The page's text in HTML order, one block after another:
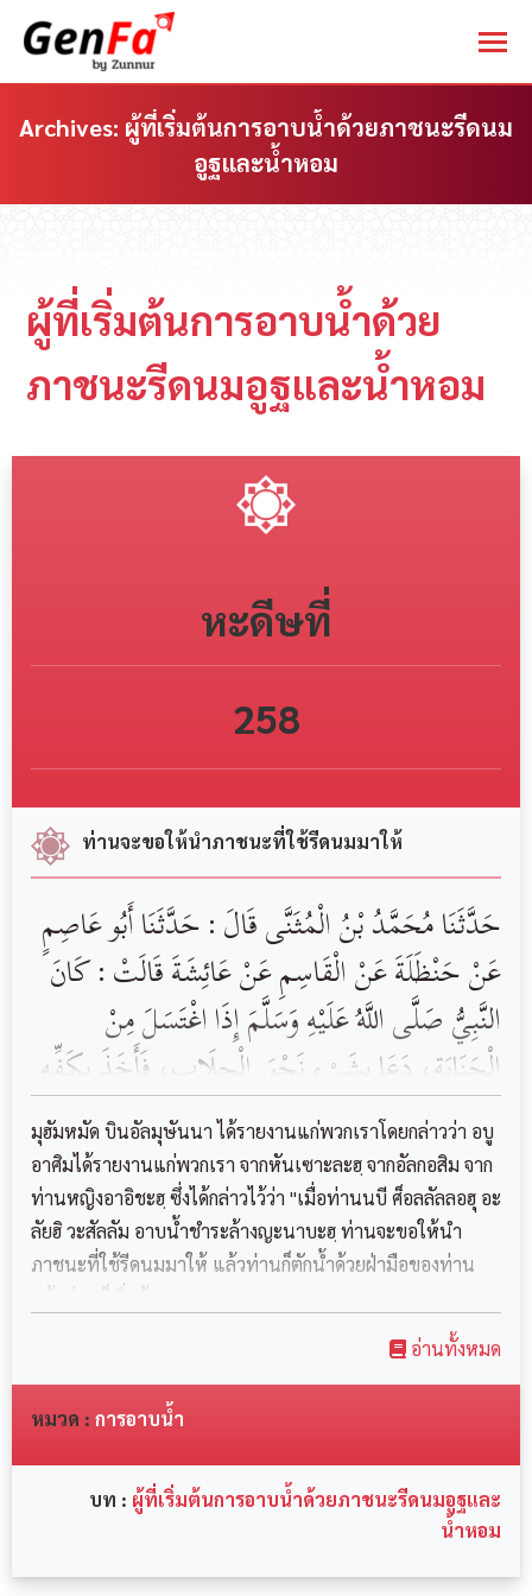
Archives: ผู้ที่เริ่มต้นการอาบน้ำด้วยภาชนะรีดนม
อูฐและน้ำหอม
ผู้ที่เริ่มต้นการอาบน้ำด้วย
ภาชนะรีดนมอูฐและน้ำหอม
หะดีษที่
258
ท่านจะขอให้นำภาชนะที่ใช้รีดนมมาให้
‏حَدَّثَنَا ‏مُحَمَّدُ بْنُ الْمُثَنَّى ‏قَالَ : حَدَّثَنَا ‏‏أَبُو عَاصِمٍ
‏‏عَنْ ‏‏حَنْظَلَةَ ‏‏عَنْ ‏‏الْقَاسِمِ ‏‏عَنْ ‏‏عَائِشَةَ ‏قَالَتْ ‏: كَانَ
النَّبِيُّ ‏صَلَّى اللَّهُ عَلَيْهِ وَسَلَّمَ‏ ‏إِذَا اغْتَسَلَ مِنْ
الْجَنَابَةِ، دَعَا بِشَيْءٍ نَحْوَ ‏ ‏الْحِلَابِ، ‏‏فَأَخَذَ بِكَفِّهِ
فَبَدَأَ بِشِقِّ رَأْسِهِ الْأَيْمَنِ ثُمَّ الْأَيْسَرِ، فَقَالَ بِهِمَا
عَلَى وَسَطِ رَأْسِهِ
มุฮัมหมัด บินอัลมุษันนา ได้รายงานแก่พวกเราโดยกล่าวว่า อบู
อาศิมได้รายงานแก่พวกเรา จากหันเซาะละฮฺ จากอัลกอสิม จาก
ท่านหญิงอาอิชะฮฺ ซึ่งได้กล่าวไว้ว่า "เมื่อท่านนบี ศ็อลลัลลอฮุ อะ
ลัยฮิ วะสัลลัม อาบน้ำชำระล้างญะนาบะฮฺ ท่านจะขอให้นำ
ภาชนะที่ใช้รีดนมมาให้ แล้วท่านก็ตักน้ำด้วยฝ่ามือของท่าน
อ่านทั้งหมด
หมวด : การอาบน้ำ
บท : ผู้ที่เริ่มต้นการอาบน้ำด้วยภาชนะรีดนมอูฐและ
น้ำหอม